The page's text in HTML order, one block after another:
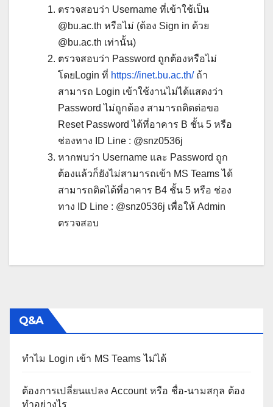
ตรวจสอบว่า Username ที่เข้าใช้เป็น
@bu.ac.th หรือไม่ (ต้อง Sign in ด้วย
@bu.ac.th เท่านั้น)
ตรวจสอบว่า Password ถูกต้องหรือไม่
โดยLogin ที่ https://inet.bu.ac.th/ถ้า
สามารถ Login เข้าใช้งานไม่ได้แสดงว่า
Password ไม่ถูกต้อง สามารถติดต่อขอ
Reset Password ได้ที่อาคาร B ชั้น 5 หรือ
ช่องทาง ID Line : @snz0536j
หากพบว่า Username และ Password ถูก
ต้องแล้วก็ยังไม่สามารถเข้า MS Teams ได้
สามารถติดได้ที่อาคาร B4 ชั้น 5 หรือ ช่อง
ทาง ID Line : @snz0536j เพื่อให้ Admin
ตรวจสอบ
Q&A
ทำไม Login เข้า MS Teams ไม่ได้
ต้องการเปลี่ยนแปลง Account หรือ ชื่อ-นามสกุล ต้อง
ทำอย่างไร